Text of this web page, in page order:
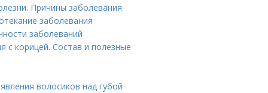
Причины заболевания
заболевания
заболеваний
с корицей. Состав и полезные
волосиков над губой